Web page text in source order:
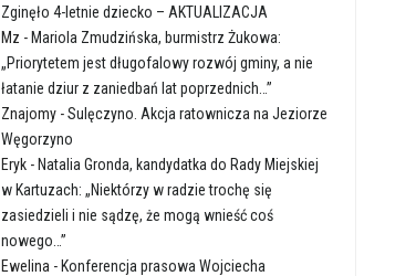
Zginęło 4-letnie dziecko – AKTUALIZACJA
Mz - Mariola Zmudzińska, burmistrz Żukowa:
„Priorytetem jest długofalowy rozwój gminy, a nie
łatanie dziur z zaniedbań lat poprzednich…”
Znajomy -Sulęczyno. Akcja ratownicza na Jeziorze
Węgorzyno
Eryk - Natalia Gronda, kandydatka do Rady Miejskiej
w Kartuzach: „Niektórzy w radzie trochę się
zasiedzieli i nie sądzę, że mogą wnieść coś
nowego…”
Ewelina - Konferencja prasowa Wojciecha